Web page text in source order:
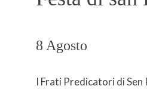
8 Agosto
I Frati Predicatori di Sen